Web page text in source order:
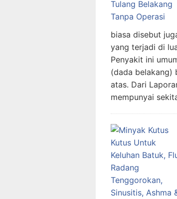
biasa disebut
yang terjadi di
Penyakit ini
(dada belakang)
atas. Dari
mempunyai